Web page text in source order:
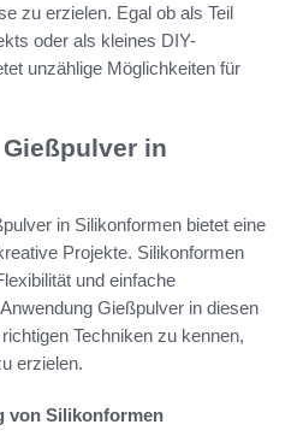
zu erzielen. Egal ob als Teil
oder als kleines DIY-
unzählige Möglichkeiten für
in
in Silikonformen bietet eine
Projekte. Silikonformen
und einfache
Gießpulver in diesen
Techniken zu kennen,
erzielen.
von Silikonformen